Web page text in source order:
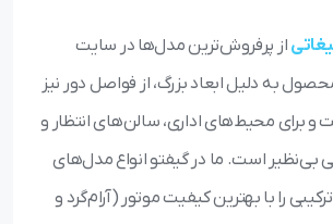
از پرفروش‌ترین مدل‌ها در سایت
به دلیل ابعاد بزرگ، از فواصل دور نیز
برای محیط‌های اداری، سالن‌های انتظار و
بی‌نظیر است. ما در گیفتو انواع مدل‌های
را با بهترین کیفیت موتور (آرام‌گرد و